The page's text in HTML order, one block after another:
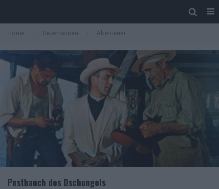
Home Rezensionen Abenteuer
Pesthauch des Dschungels